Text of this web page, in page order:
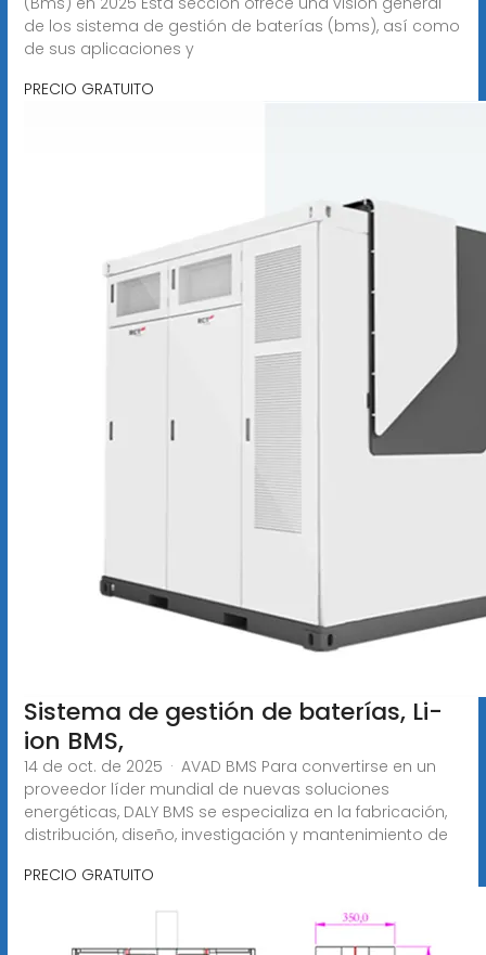
de los sistema de gestión de baterías (bms), así como
de sus aplicaciones y
PRECIO GRATUITO
Sistema de gestión de baterías, Li-
ion BMS,
14 de oct. de 2025 · AVAD BMS Para convertirse en un
proveedor líder mundial de nuevas soluciones
energéticas, DALY BMS se especializa en la fabricación,
distribución, diseño, investigación y mantenimiento de
PRECIO GRATUITO